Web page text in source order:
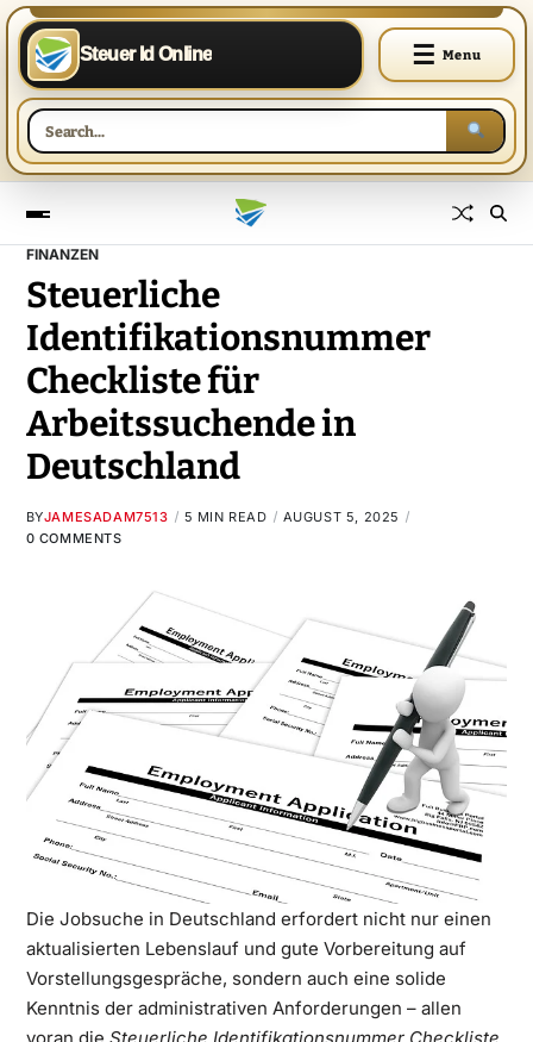
Steuer Id Online ☰ Menu
FINANZEN
Steuerliche
Identifikationsnummer
Checkliste für
Arbeitssuchende in
Deutschland
BYJAMESADAM7513 5 MIN READ
AUGUST 5, 2025
0 COMMENTS
Die Jobsuche in Deutschland erfordert nicht nur einen
aktualisierten Lebenslauf und gute Vorbereitung auf
Vorstellungsgespräche, sondern auch eine solide
Kenntnis der administrativen Anforderungen – allen